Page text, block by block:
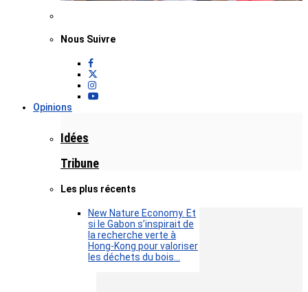
Nous Suivre
Opinions
Idées
Tribune
Les plus récents
New Nature Economy. Et
si le Gabon s’inspirait de
la recherche verte à
Hong-Kong pour valoriser
les déchets du bois…